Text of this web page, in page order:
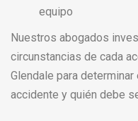
equipo
Nuestros abogados
circunstancias de cada
Glendale para
accidente y quién debe